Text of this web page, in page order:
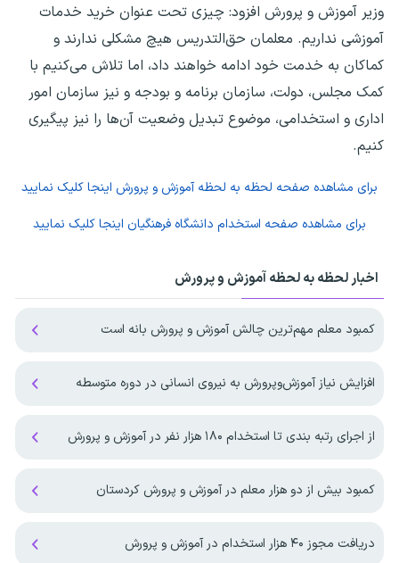
وزیر آموزش و پرورش افزود: چیزی تحت عنوان خرید خدمات
آموزشی نداریم. معلمان حق‌التدریس هیچ مشکلی ندارند و
کماکان به خدمت خود ادامه خواهند داد، اما تلاش می‌کنیم با
کمک مجلس، دولت، سازمان برنامه و بودجه و نیز سازمان امور
اداری و استخدامی، موضوع تبدیل وضعیت آن‌ها را نیز پیگیری
کنیم.
برای مشاهده صفحه لحظه به لحظه آموزش و پرورش اینجا کلیک نمایید
برای مشاهده صفحه استخدام دانشگاه فرهنگیان اینجا کلیک نمایید
اخبار لحظه به لحظه آموزش و پرورش
کمبود معلم مهم‌ترین چالش آموزش و پرورش بانه است
افزایش نیاز آموزش‌وپرورش به نیروی انسانی در دوره متوسطه
از اجرای رتبه بندی تا استخدام ۱۸۰ هزار نفر در آموزش و پرورش
کمبود بیش از دو هزار معلم در آموزش و پرورش کردستان
دریافت مجوز ۴۰ هزار استخدام در آموزش و پرورش